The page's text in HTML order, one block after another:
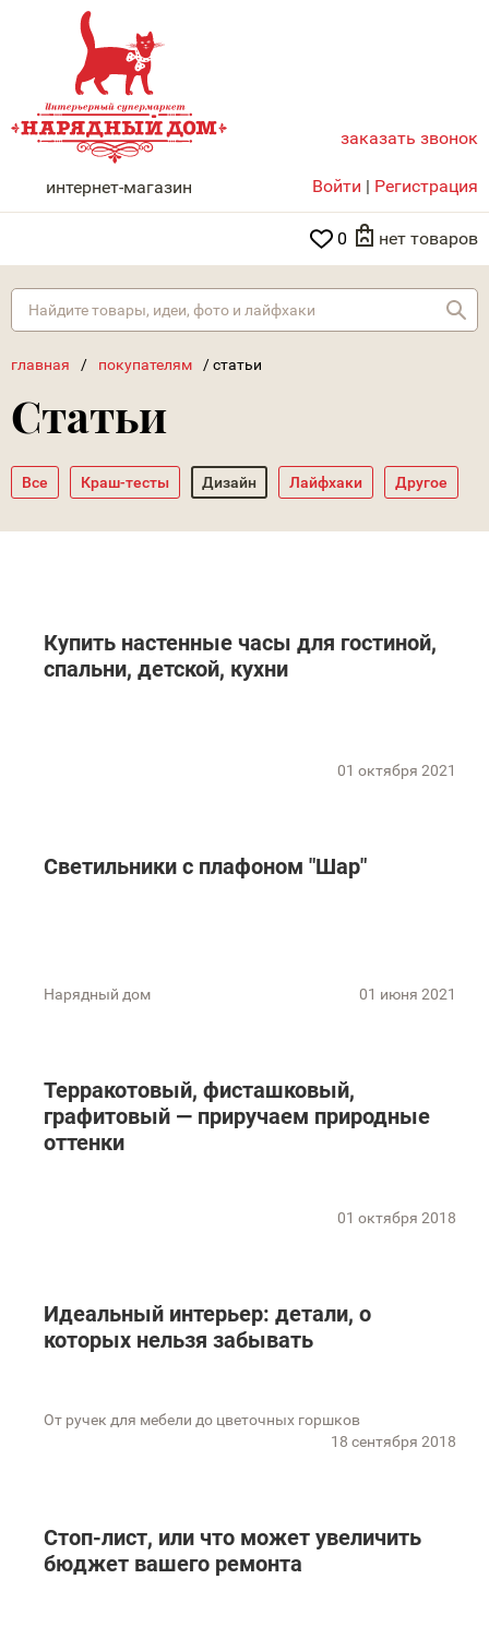
НАРЯДНЫЙ ДОМ
интернет-магазин
заказать звонок
Войти | Регистрация
0 нет товаров
главная / покупателям /статьи
Статьи
Все Краш-тесты Дизайн Лайфхаки Другое
Купить настенные часы для гостиной,
спальни, детской, кухни
01 октября 2021
Светильники с плафоном "Шар"
Нарядный дом 01 июня 2021
Терракотовый, фисташковый,
графитовый — приручаем природные
оттенки
01 октября 2018
Идеальный интерьер: детали, о
которых нельзя забывать
От ручек для мебели до цветочных горшков
18 сентября 2018
Стоп-лист, или что может увеличить
бюджет вашего ремонта